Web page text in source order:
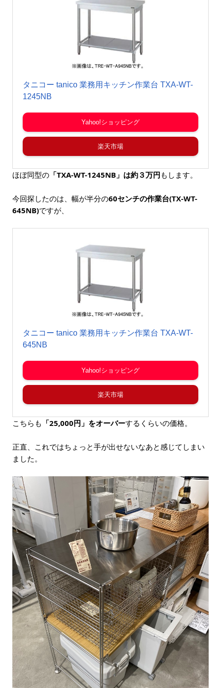
タニコー tanico 業務用キッチン作業台 TXA-WT-
1245NB
Yahoo!ショッピング
楽天市場
ほぼ同型の「TXA-WT-1245NB」は約３万円もします。
今回探したのは、幅が半分の60センチの作業台(TX-WT-
645NB)ですが、
タニコー tanico 業務用キッチン作業台 TXA-WT-
645NB
Yahoo!ショッピング
楽天市場
こちらも 「25,000円」をオーバーするくらいの価格。
正直、これではちょっと手が出せないなあと感じてしまい
ました。